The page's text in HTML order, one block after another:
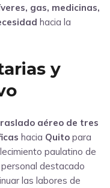
gas, medicinas,
hacia la
y
aéreo de tres
hacia Quito para
paulatino de
destacado
las labores de